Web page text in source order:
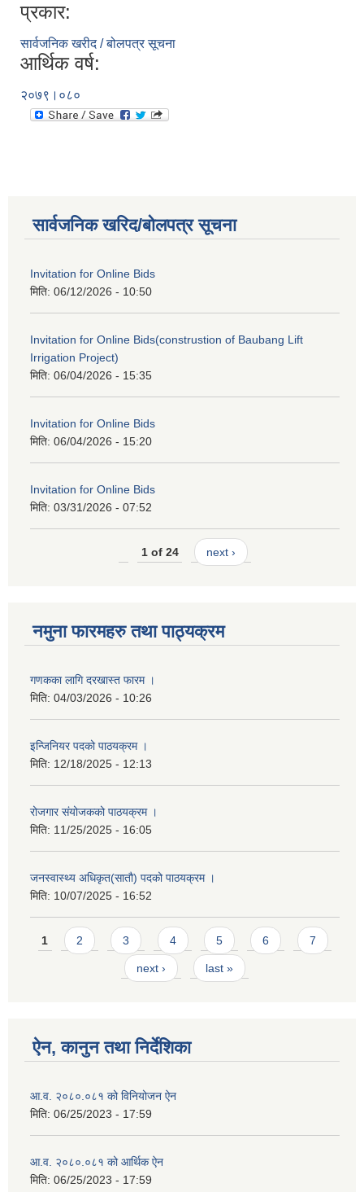
प्रकार:
सार्वजनिक खरीद / बोलपत्र सूचना
आर्थिक वर्ष:
२०७९।०८०
सार्वजनिक खरिद/बोलपत्र सूचना
Invitation for Online Bids
मिति: 06/12/2026 - 10:50
Invitation for Online Bids(construstion of Baubang Lift
Irrigation Project)
मिति: 06/04/2026 - 15:35
Invitation for Online Bids
मिति: 06/04/2026 - 15:20
Invitation for Online Bids
मिति: 03/31/2026 - 07:52
1 of 24 next ›
नमुना फारमहरु तथा पाठ्यक्रम
गणकका लागि दरखास्त फारम ।
मिति: 04/03/2026 - 10:26
इन्जिनियर पदको पाठयक्रम ।
मिति: 12/18/2025 - 12:13
रोजगार संयोजकको पाठयक्रम ।
मिति: 11/25/2025 - 16:05
जनस्वास्थ्य अधिकृत(सातौ) पदको पाठयक्रम ।
मिति: 10/07/2025 - 16:52
Pages
1 2 3 4 5 6 7
next › last »
ऐन, कानुन तथा निर्देशिका
आ.व. २०८०.०८१ को विनियोजन ऐन
मिति: 06/25/2023 - 17:59
आ.व. २०८०.०८१ को आर्थिक ऐन
मिति: 06/25/2023 - 17:59